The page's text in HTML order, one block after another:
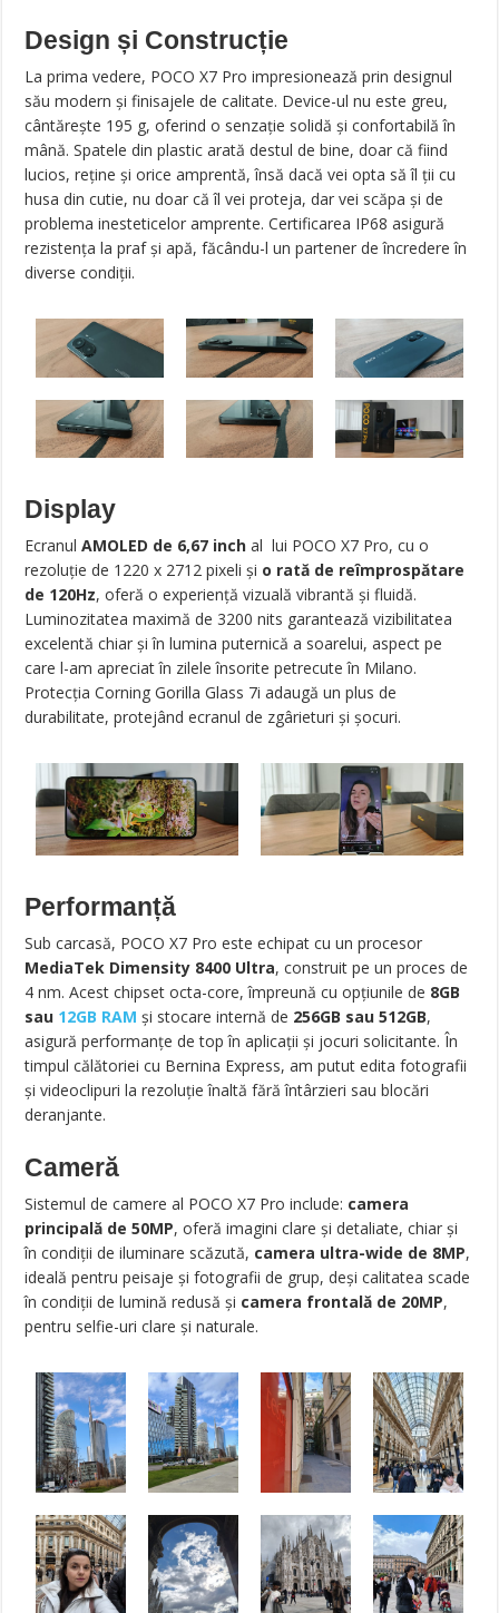
Design și Construcție
La prima vedere, POCO X7 Pro impresionează prin designul
său modern și finisajele de calitate. Device-ul nu este greu,
cântărește 195 g, oferind o senzație solidă și confortabilă în
mână. Spatele din plastic arată destul de bine, doar că fiind
lucios, reține și orice amprentă, însă dacă vei opta să îl ții cu
husa din cutie, nu doar că îl vei proteja, dar vei scăpa și de
problema inesteticelor amprente. Certificarea IP68 asigură
rezistența la praf și apă, făcându-l un partener de încredere în
diverse condiții.
Display
EcranulAMOLED de 6,67 inch al lui POCO X7 Pro, cu o
rezoluție de 1220 x 2712 pixeli și o rată de reîmprospătare
de 120Hz, oferă o experiență vizuală vibrantă și fluidă.
Luminozitatea maximă de 3200 nits garantează vizibilitatea
excelentă chiar și în lumina puternică a soarelui, aspect pe
care l-am apreciat în zilele însorite petrecute în Milano.
Protecția Corning Gorilla Glass 7i adaugă un plus de
durabilitate, protejând ecranul de zgârieturi și șocuri.
Performanță
Sub carcasă, POCO X7 Pro este echipat cu un procesor
MediaTek Dimensity 8400 Ultra, construit pe un proces de
4 nm. Acest chipset octa-core, împreună cu opțiunile de 8GB
sau 12GB RAM și stocare internă de 256GB sau 512GB,
asigură performanțe de top în aplicații și jocuri solicitante. În
timpul călătoriei cu Bernina Express, am putut edita fotografii
și videoclipuri la rezoluție înaltă fără întârzieri sau blocări
deranjante.
Cameră
Sistemul de camere al POCO X7 Pro include: camera
principală de 50MP, oferă imagini clare și detaliate, chiar și
în condiții de iluminare scăzută, camera ultra-wide de 8MP,
ideală pentru peisaje și fotografii de grup, deși calitatea scade
în condiții de lumină redusă și camera frontală de 20MP,
pentru selfie-uri clare și naturale.